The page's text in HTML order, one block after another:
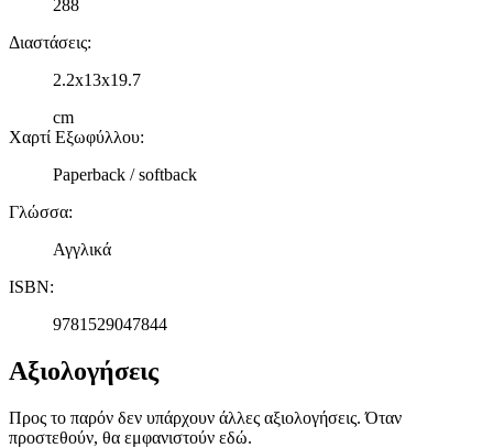
διαφημίσεις και περιεχόμενο, την καλύτερη εικόνα του κοινού
πληροφορίες σχετικά με την από μέρους σας χρήση της
δικτύωσης, διαφημίσεων και ανάλυσης.
288
Διαστάσεις:
2.2x13x19.7
cm
Χαρτί Εξωφύλλου:
Paperback / softback
Γλώσσα:
Αγγλικά
ISBN:
9781529047844
Αξιολογήσεις
Προς το παρόν δεν υπάρχουν άλλες αξιολογήσεις. Όταν
προστεθούν, θα εμφανιστούν εδώ.